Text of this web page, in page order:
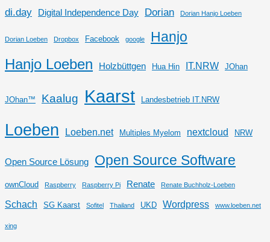
di.day Digital Independence Day Dorian Dorian Hanjo Loeben
Dorian Loeben Dropbox Facebook google
Hanjo
Hanjo Loeben
Holzbüttgen Hua Hin IT.NRW JOhan
JOhan™ Kaalug Kaarst Landesbetrieb IT.NRW
Loeben Loeben.net Multiples Myelom nextcloud NRW
Open Source Lösung Open Source Software
ownCloud Raspberry Raspberry Pi Renate Renate Buchholz-Loeben
Schach SG Kaarst Sofitel Thailand UKD Wordpress www.loeben.net
xing